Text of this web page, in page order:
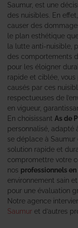
Saumur, est une
des nuisibles. En
causer des
le plan esthétique
la lutte anti-nuisible,
des comportements
pour les éloigner
rapide et ciblée,
causés par ces
respectueuses de
en vigueur,
En choisissant As de
personnalisé, adapté
se déplace à Saumur
solution rapide et
compromettre votre
nos professionnels
environnement sain
pour une évaluation
Notre agence
Saumur et d’autres